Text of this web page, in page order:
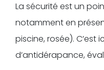
La sécurité est un
notamment en
piscine, rosée). C’est
d’antidérapance,